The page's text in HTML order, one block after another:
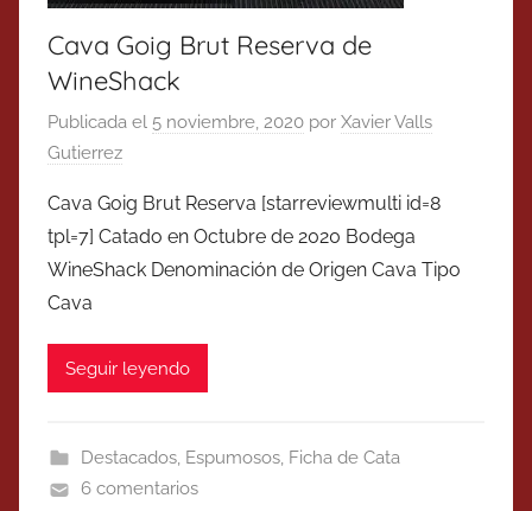
Cava Goig Brut Reserva de
WineShack
Publicada el 5 noviembre, 2020 por Xavier Valls
Gutierrez
Cava Goig Brut Reserva [starreviewmulti id=8
tpl=7] Catado en Octubre de 2020 Bodega
WineShack Denominación de Origen Cava Tipo
Cava
Seguir leyendo
Destacados, Espumosos, Ficha de Cata
6 comentarios